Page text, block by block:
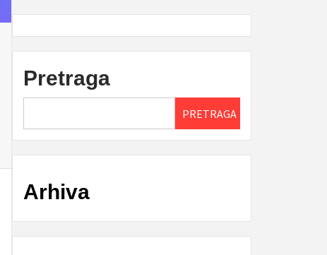
Pretraga
PRETRAGA
Arhiva